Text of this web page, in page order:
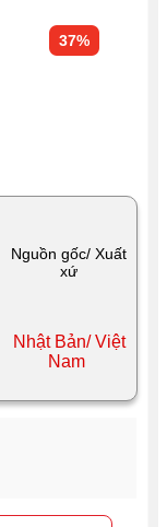
Nguồn gốc/ Xuất
xứ
Nhật Bản/ Việt
Nam
37%